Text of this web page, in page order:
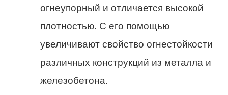
огнеупорный и отличается высокой
плотностью. С его помощью
увеличивают свойство огнестойкости
различных конструкций из металла и
железобетона.